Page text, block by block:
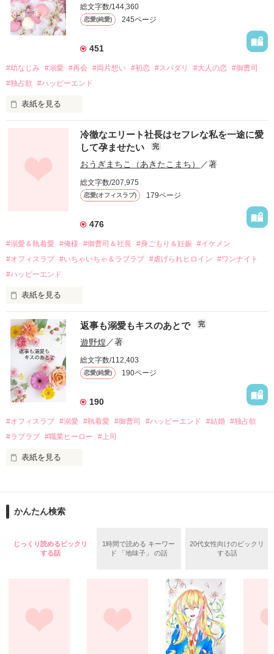
総文字数/144,360
恋愛(純愛) 245ページ
451
#幼なじみ #溺愛 #再会 #両片想い #初恋 #スパダリ #大人の恋 #御曹司
#独占欲
#ハッピーエンド
表紙を見る
幼なじみの哲平に淡い恋心を抱いていた美桜。
しかし、ある出来事をきっかけに二人の関係は壊れてしまう。
関係修復もできないまま、美桜は両親の離婚によって
引っ越すことになり、哲平とも離れ離れになった。
それから約十二年後。
過去の傷から、二度と会いたくないと思っていた哲平に
運命のような再会を果たす。
酔った勢いで一夜を共にしてしまった。
さらに、美桜が初めてだと知った哲平は
『責任をとる、結婚しよう』と真っ直ぐに告げてきた。
戸惑う美桜とは裏腹に、好きという気持ちを隠すことなく
甘やかしてくる。
そんなある日、哲平は美桜がストーカー被害に
遭っていることを知る。
美桜を守るため、哲平は同居を提案してきて――。
夏木美桜(なつきみお)
鳴海哲平 (なるみてっぺい)
2026.6.5～2026.7.25
＊以前、公開していた話の改稿版です＊
作品を読む
冷徹なエリート社長はセフレな私を一途に愛
して孕ませたい
完
おうぎまちこ（あきたこまち） ／著
総文字数/207,975
恋愛(オフィスラブ) 179ページ
476
#溺愛＆執着愛 #俺様 #御曹司＆社長 #身ごもり＆妊娠 #イケメン
#オフィスラブ #いちゃいちゃ＆ラブラブ #虐げられヒロイン
#ワンナイト
#ハッピーエンド
表紙を見る
おかしな噂を流されて前の職場でうまくいかなかった梅田美
桜は、海外で傷心旅行をしていたところ、日本人美青年と出会
い、酒の勢いもあり一夜限りの関係となる。
帰国後、美桜は新しい職場でワンナイトした美青年と再会。
なんと彼の正体は、とある財閥御曹司にも関わらず、一族を離
れて起業した新進気鋭の実業家、社内でも冷徹だと評判な社長
――御影恭司その人だったのだ――！
なぜか恭司から飼い猫の世話係を命じられた美桜は、猫の世
の関係となってしまい――？
返事も溺愛もキスのあとで 完
遊野煌／著
総文字数/112,403
恋愛(純愛) 190ページ
190
#オフィスラブ #溺愛 #執着愛 #御曹司 #ハッピーエンド #結婚 #独占欲
#ラブラブ #職業ヒーロー #上司
表紙を見る
ションの企画戦略室で働いている。
めた、同期で恋人の石垣守（26）がいるのだが、後輩の姫原由
いた。
守と由羅から『便利屋雛子』と馬鹿にされ、一人こっそり泣い
鷹哉『宜しくな、俺の雛子』🦅
雛子『俺の……ひぃ、雛子？！！！』🐥
シゴデキで冷徹な上司が見せる素顔は、なぜか想像以上に甘く
かんたん検索
じっくり読めるビックリ
する話
1時間で読める キーワー
ド 「地味子」 の話
20代女性向けのビックリ
する話